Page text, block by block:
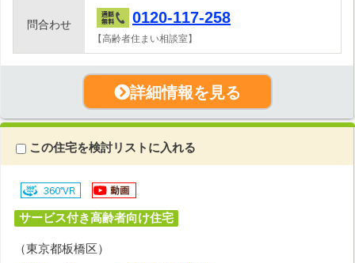
問合わせ 0120-117-258
【高齢者住まい相談室】
詳細情報を見る
この住宅を検討リストに入れる
サービス付き高齢者向け住宅
（東京都板橋区）